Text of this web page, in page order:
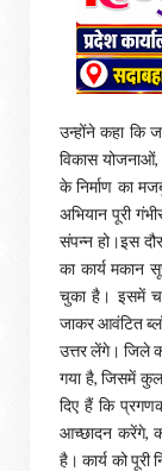
उन्होंने कहा कि
विकास
के निर्माण का
अभियान पूरी
संपन्न हो।इस
का कार्य मकान
चुका है। इसमें
जाकर आवंटित
उत्तर लेंगे। जिले
गया है, जिसमें कुल
दिए हैं कि
आच्छादन करेंगे,
है। कार्य को पूरी